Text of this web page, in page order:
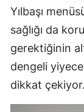
Yılbaşı
sağlığı da
gerektiğinin
dengeli
dikkat çekiyor.